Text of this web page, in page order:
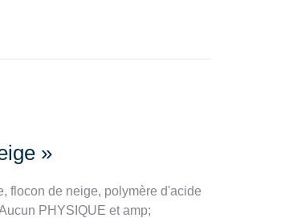
»
flocon de neige, polymère d'acide
PHYSIQUE et amp;